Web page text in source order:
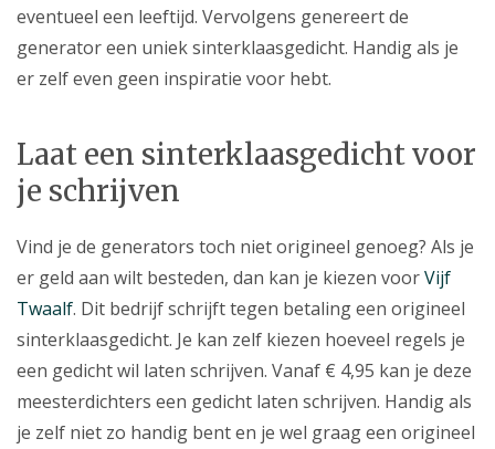
eventueel een leeftijd. Vervolgens genereert de
generator een uniek sinterklaasgedicht. Handig als je
er zelf even geen inspiratie voor hebt.
Laat een sinterklaasgedicht voor
je schrijven
Vind je de generators toch niet origineel genoeg? Als je
er geld aan wilt besteden, dan kan je kiezen voorVijf
Twaalf. Dit bedrijf schrijft tegen betaling een origineel
sinterklaasgedicht. Je kan zelf kiezen hoeveel regels je
een gedicht wil laten schrijven. Vanaf € 4,95 kan je deze
meesterdichters een gedicht laten schrijven. Handig als
je zelf niet zo handig bent en je wel graag een origineel